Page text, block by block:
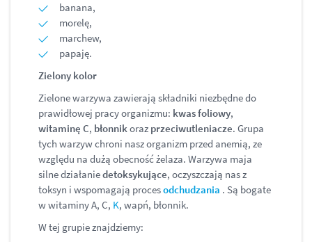
banana,
morelę,
marchew,
papaję.
Zielony kolor
Zielone warzywa zawierają składniki niezbędne do
prawidłowej pracy organizmu: kwas foliowy,
witaminę C, błonnikoraz przeciwutleniacze. Grupa
tych warzyw chroni nasz organizm przed anemią, ze
względu na dużą obecność żelaza. Warzywa maja
silne działaniedetoksykujące, oczyszczają nas z
toksyn i wspomagają procesodchudzania . Są bogate
w witaminy A, C, K, wapń, błonnik.
W tej grupie znajdziemy: